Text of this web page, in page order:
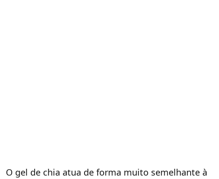
O gel de chia atua de forma muito semelhante à